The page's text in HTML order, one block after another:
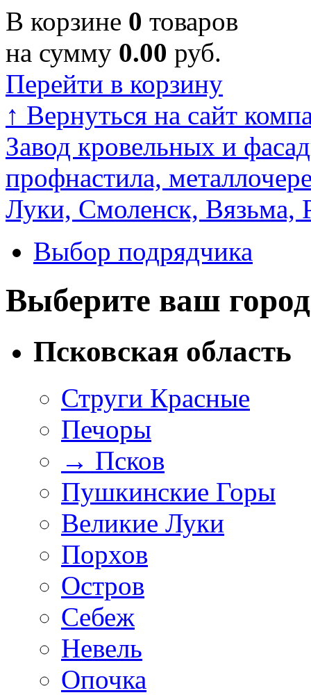
В корзине 0 товаров
на сумму 0.00 руб.
Перейти в корзину
↑ Вернуться на сайт
Завод кровельных и
профнастила,
Луки, Смоленск, Вязьма,
Выбор подрядчика
Выберите ваш город
Псковская область
Струги Красные
Печоры
→ Псков
Пушкинские Горы
Великие Луки
Порхов
Остров
Себеж
Невель
Опочка